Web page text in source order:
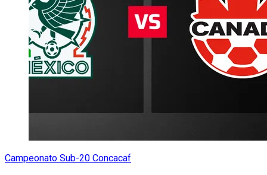
Campeonato Sub-20 Concacaf